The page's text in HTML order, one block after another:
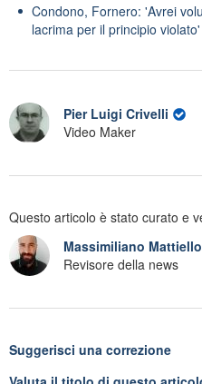
Condono, Fornero: 'Avrei
lacrima per il principio violato'
Pier Luigi Crivelli
Video Maker
Questo articolo è stato curato e
Massimiliano Mattiello
Revisore della news
Suggerisci una correzione